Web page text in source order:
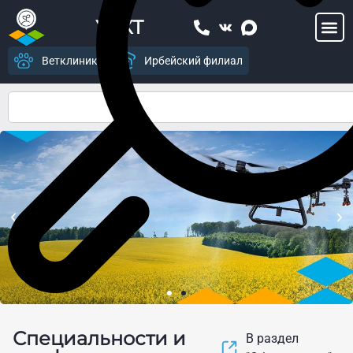
УСХТ
Ветклиника Ирбейский филиал
земледелия и современных
Специальности и
В раздел